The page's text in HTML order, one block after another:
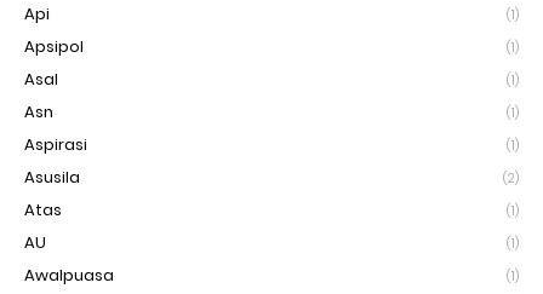
Api (1)
Apsipol (1)
Asal (1)
Asn (1)
Aspirasi (1)
Asusila (2)
Atas (1)
AU (1)
Awalpuasa (1)